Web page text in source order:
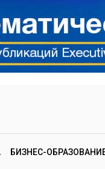
БИЗНЕС-